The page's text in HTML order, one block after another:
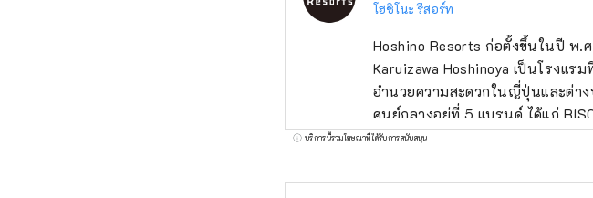
โฮชิโนะ รีสอร์ท
Hoshino Resorts ก่อตั้งขึ้นในปี พ.
Karuizawa Hoshinoya เป็นโรงแร
อำนวยความสะดวกในญี่ปุ่นและต่าง
ศูนย์กลางอยู่ที่ 5 แบรนด์ ได้แก่
เพื่อการพักผ่อน .
บริการนี้รวมโฆษณาที่ได้รับการสนับสนุน